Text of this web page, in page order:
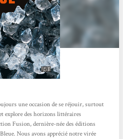
une occasion de se réjouir, surtout
explore des horizons littéraires
Fusion, dernière-née des éditions
Nous avons apprécié notre virée